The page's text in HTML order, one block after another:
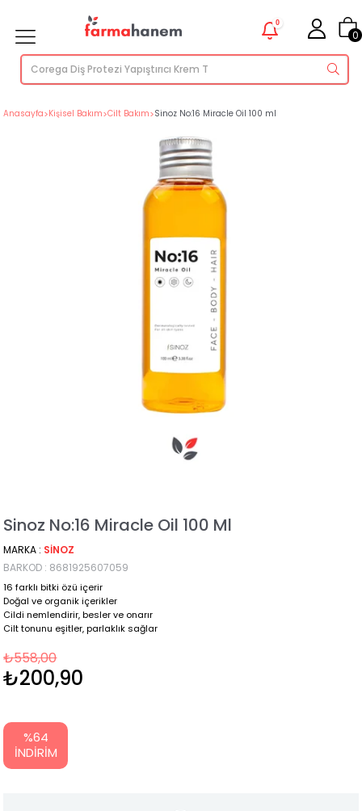
0
0
Anasayfa>Kişisel Bakım>Cilt Bakım>Sinoz No:16 Miracle Oil 100 ml
Sinoz No:16 Miracle Oil 100 Ml
MARKA : SINOZ
BARKOD : 8681925607059
16 farklı bitki özü içerir
Doğal ve organik içerikler
Cildi nemlendirir, besler ve onarır
Cilt tonunu eşitler, parlaklık sağlar
₺558,00
₺200,90
%64
İNDIRIM